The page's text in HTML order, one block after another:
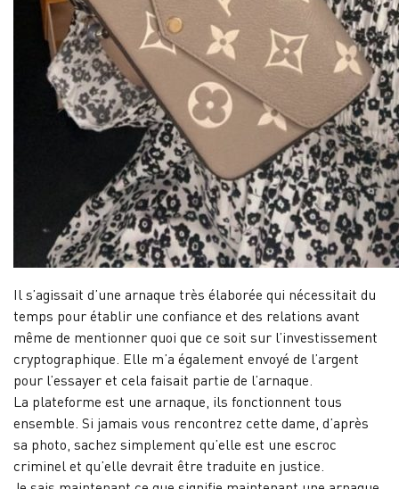
Il s’agissait d’une arnaque très élaborée qui nécessitait du
temps pour établir une confiance et des relations avant
même de mentionner quoi que ce soit sur l’investissement
cryptographique. Elle m’a également envoyé de l’argent
pour l’essayer et cela faisait partie de l’arnaque.
La plateforme est une arnaque, ils fonctionnent tous
ensemble. Si jamais vous rencontrez cette dame, d’après
sa photo, sachez simplement qu’elle est une escroc
criminel et qu’elle devrait être traduite en justice.